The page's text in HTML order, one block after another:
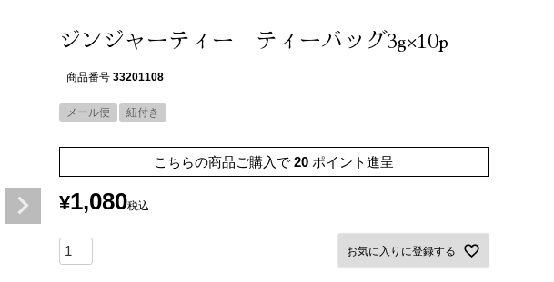
ジンジャーティー ティーバッグ3g×10p
商品番号 33201108
メール便 紐付き
こちらの商品ご購入で 20 ポイント進呈
¥1,080税込
お気に入りに登録する